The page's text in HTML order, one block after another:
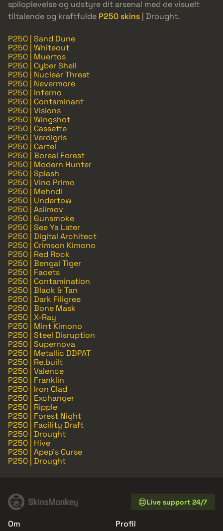
spiloplevelse og udstyre dit arsenal med de visuelt
tiltalende og kraftfulde P250 skins | Drought.
P250 | Sand Dune
P250 | Whiteout
P250 | Muertos
P250 | Cyber Shell
P250 | Nuclear Threat
P250 | Nevermore
P250 | Inferno
P250 | Contaminant
P250 | Visions
P250 | Wingshot
P250 | Cassette
P250 | Verdigris
P250 | Cartel
P250 | Boreal Forest
P250 | Modern Hunter
P250 | Splash
P250 | Vino Primo
P250 | Mehndi
P250 | Undertow
P250 | Asiimov
P250 | Gunsmoke
P250 | See Ya Later
P250 | Digital Architect
P250 | Crimson Kimono
P250 | Red Rock
P250 | Bengal Tiger
P250 | Facets
P250 | Contamination
P250 | Black & Tan
P250 | Dark Filigree
P250 | Bone Mask
P250 | X-Ray
P250 | Mint Kimono
P250 | Steel Disruption
P250 | Supernova
P250 | Metallic DDPAT
P250 | Re.built
P250 | Valence
P250 | Franklin
P250 | Iron Clad
P250 | Exchanger
P250 | Ripple
P250 | Forest Night
P250 | Facility Draft
P250 | Drought
P250 | Hive
P250 | Apep's Curse
P250 | Drought
Live support 24/7
Om
Profil